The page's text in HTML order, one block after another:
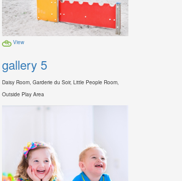
View
gallery 5
Daisy Room, Garderie du Soir, Little People Room,
Outside Play Area